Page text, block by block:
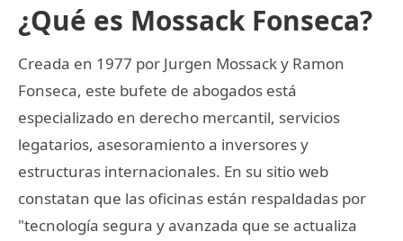
¿Qué es Mossack Fonseca?
Creada en 1977 por Jurgen Mossack y Ramon
Fonseca, este bufete de abogados está
especializado en derecho mercantil, servicios
legatarios, asesoramiento a inversores y
estructuras internacionales. En su sitio web
constatan que las oficinas están respaldadas por
"tecnología segura y avanzada que se actualiza